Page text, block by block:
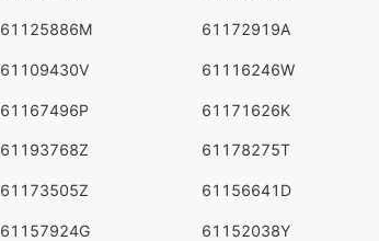
61125886M 61172919A
61109430V 61116246W
61167496P 61171626K
61193768Z 61178275T
61173505Z 61156641D
61157924G 61152038Y